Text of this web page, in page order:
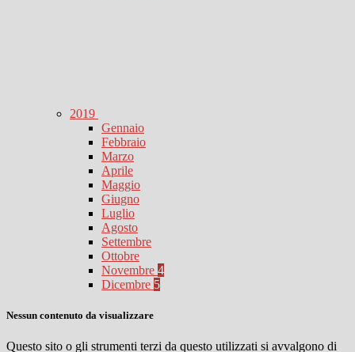
2019
Gennaio
Febbraio
Marzo
Aprile
Maggio
Giugno
Luglio
Agosto
Settembre
Ottobre
Novembre 4
Dicembre 5
Nessun contenuto da visualizzare
Questo sito o gli strumenti terzi da questo utilizzati si avvalgono di